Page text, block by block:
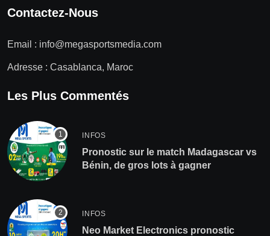
Contactez-Nous
Email : info@megasportsmedia.com
Adresse : Casablanca, Maroc
Les Plus Commentés
INFOS
Pronostic sur le match Madagascar vs
Bénin, de gros lots à gagner
INFOS
Neo Market Electronics pronostic